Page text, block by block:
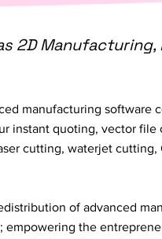
2D
manufacturing software
instant quoting, vector
cutting, waterjet
of advanced
empowering the